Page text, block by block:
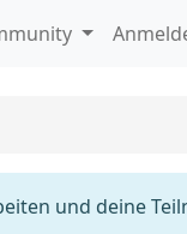
und deine